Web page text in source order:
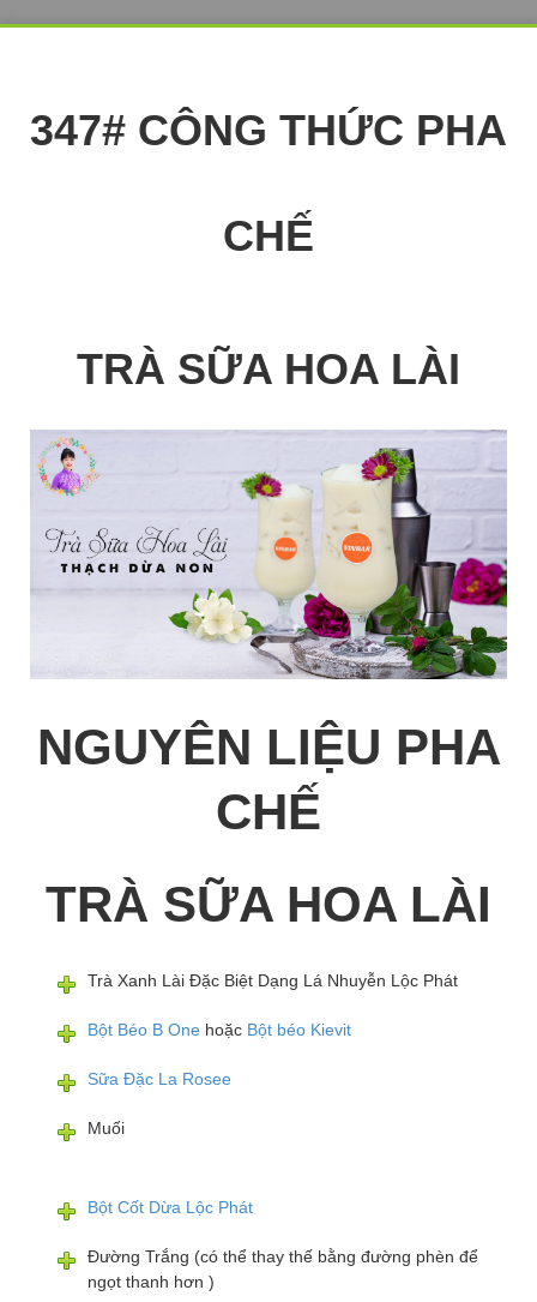
347# CÔNG THỨC PHA
CHẾ
TRÀ SỮA HOA LÀI
NGUYÊN LIỆU PHA
CHẾ
TRÀ SỮA HOA LÀI
Trà Xanh Lài Đặc Biệt Dạng Lá Nhuyễn Lộc Phát
Bột Béo B One hoặc Bột béo Kievit
Sữa Đặc La Rosee
Muối
Bột Cốt Dừa Lộc Phát
Đường Trắng (có thể thay thế bằng đường phèn để
ngọt thanh hơn )